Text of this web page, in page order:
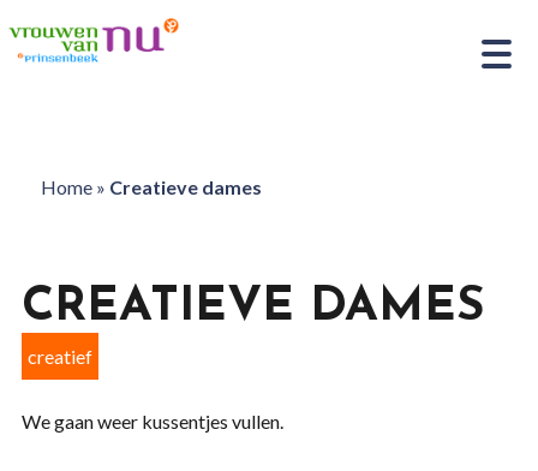
Home» Creatieve dames
CREATIEVE DAMES
creatief
We gaan weer kussentjes vullen.